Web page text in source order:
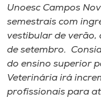
Museu
Unoesc
Store
Unoesc Campos
semestrais com
vestibular de verão,
de setembro.
do ensino superior
Veterinária irá
profissionais para